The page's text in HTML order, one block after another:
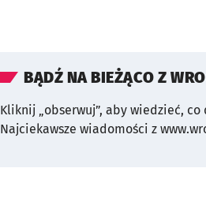
BĄDŹ NA BIEŻĄCO Z
Kliknij „obserwuj”, aby wiedzieć, co
Najciekawsze wiadomości z